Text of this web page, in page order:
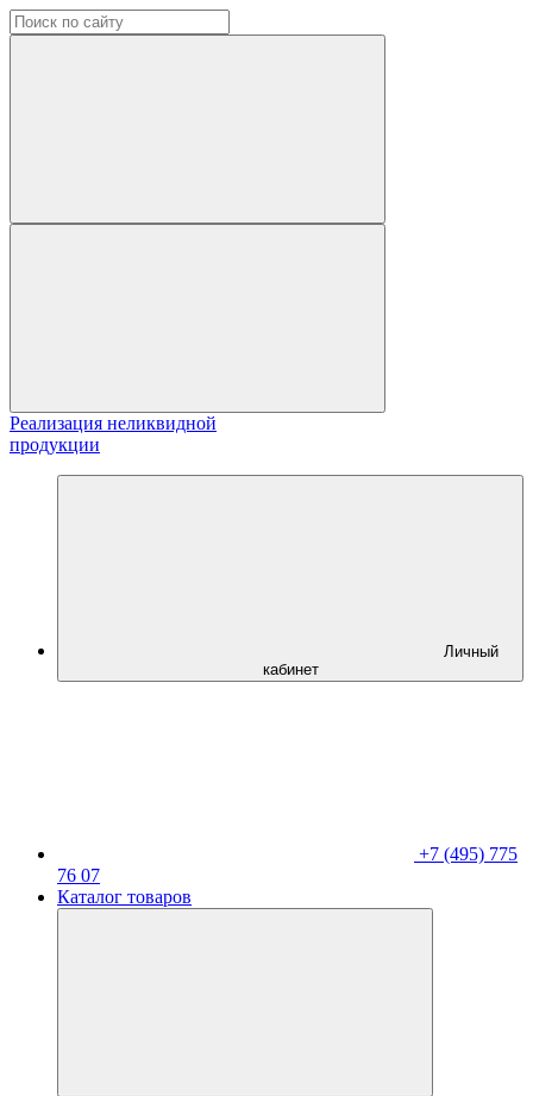
Реализация неликвидной
продукции
Личный
кабинет
+7 (495) 775
76 07
Каталог товаров